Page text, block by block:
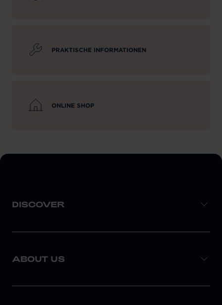
PRAKTISCHE INFORMATIONEN
ONLINE SHOP
DISCOVER
ABOUT US